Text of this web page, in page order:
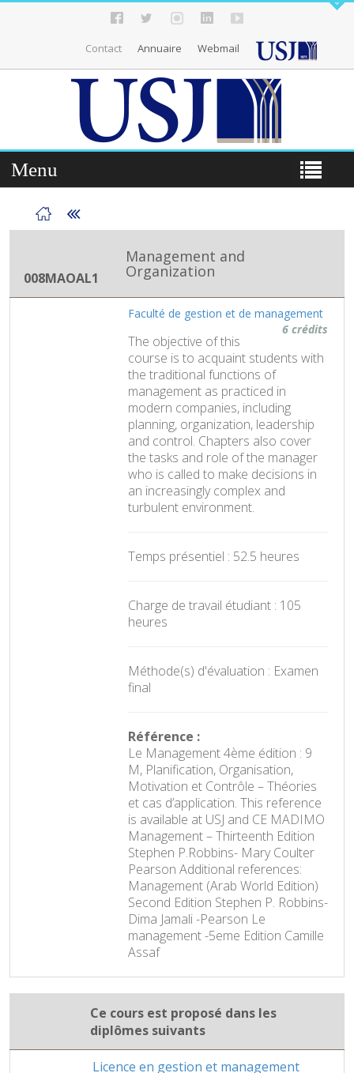
Contact Annuaire Webmail
Menu
008MAOAL1
Management and
Organization
Faculté de gestion et de management
6 crédits
The objective of this
course is to acquaint students with
the traditional functions of
management as practiced in
modern companies, including
planning, organization, leadership
and control. Chapters also cover
the tasks and role of the manager
who is called to make decisions in
an increasingly complex and
turbulent environment.
Temps présentiel : 52.5 heures
Charge de travail étudiant : 105
heures
Méthode(s) d'évaluation : Examen
final
Référence :
Le Management 4ème édition : 9
M, Planification, Organisation,
Motivation et Contrôle – Théories
et cas d’application. This reference
is available at USJ and CE MADIMO
Management – Thirteenth Edition
Stephen P.Robbins- Mary Coulter
Pearson Additional references:
Management (Arab World Edition)
Second Edition Stephen P. Robbins-
Dima Jamali -Pearson Le
management -5eme Edition Camille
Assaf
Ce cours est proposé dans les
diplômes suivants
Licence en gestion et management